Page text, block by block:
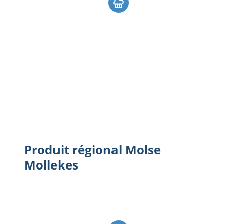
Produit régional Molse Mollekes
Produit régional Molse
Mollekes